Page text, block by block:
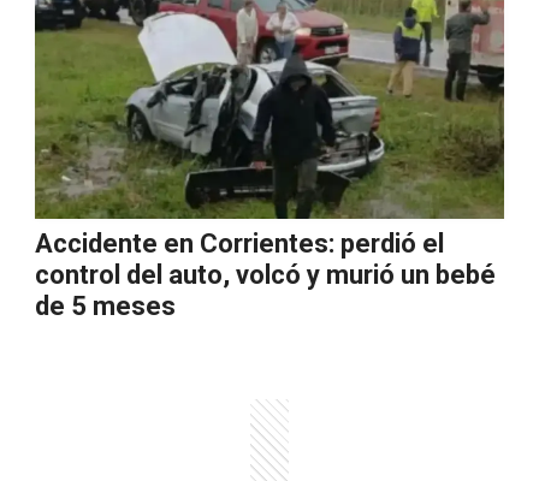
Accidente en Corrientes: perdió el
control del auto, volcó y murió un bebé
de 5 meses